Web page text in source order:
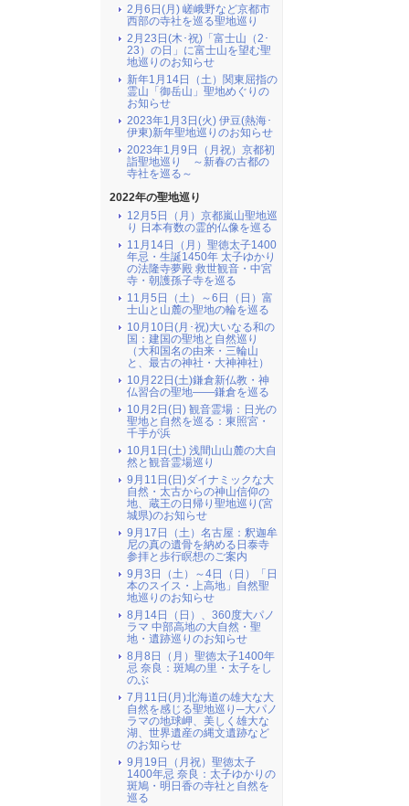
2月6日(月) 嵯峨野など京都市
西部の寺社を巡る聖地巡り
2月23日(木･祝)「富士山（2･
23）の日」に富士山を望む聖
地巡りのお知らせ
新年1月14日（土）関東屈指の
霊山「御岳山」聖地めぐりの
お知らせ
2023年1月3日(火) 伊豆(熱海･
伊東)新年聖地巡りのお知らせ
2023年1月9日（月祝）京都初
詣聖地巡り ～新春の古都の
寺社を巡る～
2022年の聖地巡り
12月5日（月）京都嵐山聖地巡
り 日本有数の霊的仏像を巡る
11月14日（月）聖徳太子1400
年忌・生誕1450年 太子ゆかり
の法隆寺夢殿 救世観音・中宮
寺・朝護孫子寺を巡る
11月5日（土）～6日（日）富
士山と山麓の聖地の輪を巡る
10月10日(月･祝)大いなる和の
国：建国の聖地と自然巡り
（大和国名の由来・三輪山
と、最古の神社・大神神社）
10月22日(土)鎌倉新仏教・神
仏習合の聖地――鎌倉を巡る
10月2日(日) 観音霊場：日光の
聖地と自然を巡る：東照宮・
千手が浜
10月1日(土) 浅間山山麓の大自
然と観音霊場巡り
9月11日(日)ダイナミックな大
自然・太古からの神山信仰の
地、蔵王の日帰り聖地巡り(宮
城県)のお知らせ
9月17日（土）名古屋：釈迦牟
尼の真の遺骨を納める日泰寺
参拝と歩行瞑想のご案内
9月3日（土）～4日（日）「日
本のスイス・上高地」自然聖
地巡りのお知らせ
8月14日（日）、360度大パノ
ラマ 中部高地の大自然・聖
地・遺跡巡りのお知らせ
8月8日（月）聖徳太子1400年
忌 奈良：斑鳩の里・太子をし
のぶ
7月11日(月)北海道の雄大な大
自然を感じる聖地巡り─大パノ
ラマの地球岬、美しく雄大な
湖、世界遺産の縄文遺跡など
のお知らせ
9月19日（月祝）聖徳太子
1400年忌 奈良：太子ゆかりの
斑鳩・明日香の寺社と自然を
巡る